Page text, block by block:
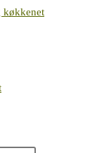
køkkenet